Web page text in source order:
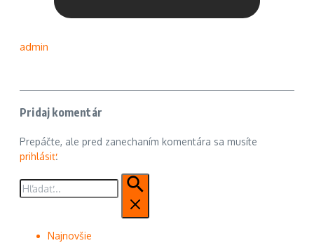
admin
Pridaj komentár
Prepáčte, ale pred zanechaním komentára sa musíte
prihlásiť.
Hľadať:
Najnovšie